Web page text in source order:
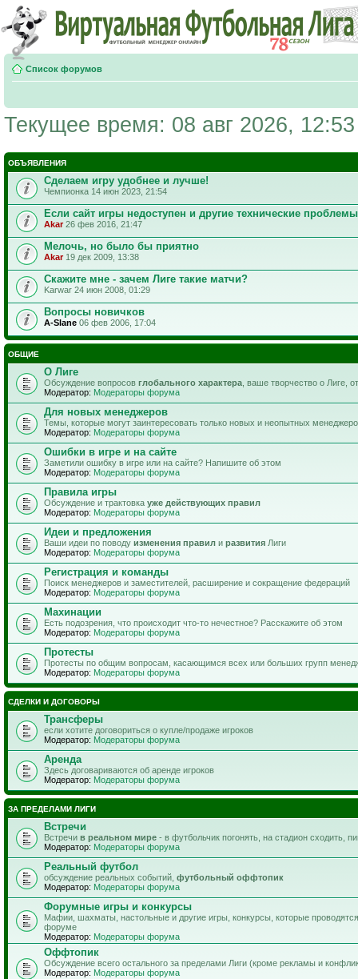
Список форумов
Текущее время: 08 авг 2026, 12:53
ОБЪЯВЛЕНИЯ
Сделаем игру удобнее и лучше!
Чемпионка 14 июн 2023, 21:54
Если сайт игры недоступен и другие технические проблемы
Akar26 фев 2016, 21:47
Мелочь, но было бы приятно
Akar19 дек 2009, 13:38
Скажите мне - зачем Лиге такие матчи?
Karwar 24 июн 2008, 01:29
Вопросы новичков
A-Slane 06 фев 2006, 17:04
ОБЩИЕ
О Лиге
Обсуждение вопросов глобального характера , ваше творчество о Лиге,
Модератор: Модераторы форума
Для новых менеджеров
Темы, которые могут заинтересовать только новых и неопытных
Модератор: Модераторы форума
Ошибки в игре и на сайте
Заметили ошибку в игре или на сайте? Напишите об этом
Модератор: Модераторы форума
Правила игры
Обсуждение и трактовка уже действующих правил
Модератор: Модераторы форума
Идеи и предложения
Ваши идеи по поводу изменения правил и развития Лиги
Модератор: Модераторы форума
Регистрация и команды
Поиск менеджеров и заместителей, расширение и сокращение федераций
Модератор: Модераторы форума
Махинации
Есть подозрения, что происходит что-то нечестное? Расскажите об этом
Модератор: Модераторы форума
Протесты
Протесты по общим вопросам, касающимся всех или больших групп
Модератор: Модераторы форума
СДЕЛКИ И ДОГОВОРЫ
Трансферы
если хотите договориться о купле/продаже игроков
Модератор: Модераторы форума
Аренда
Здесь договариваются об аренде игроков
Модератор: Модераторы форума
ЗА ПРЕДЕЛАМИ ЛИГИ
Встречи
Встречи в реальном мире - в футбольчик погонять, на стадион сходить,
Модератор: Модераторы форума
Реальный футбол
обсуждение реальных событий, футбольный оффтопик
Модератор: Модераторы форума
Форумные игры и конкурсы
Мафии, шахматы, настольные и другие игры, конкурсы, которые
форуме
Модератор: Модераторы форума
Оффтопик
Обсуждение всего остального за пределами Лиги (кроме рекламы и
Модератор: Модераторы форума